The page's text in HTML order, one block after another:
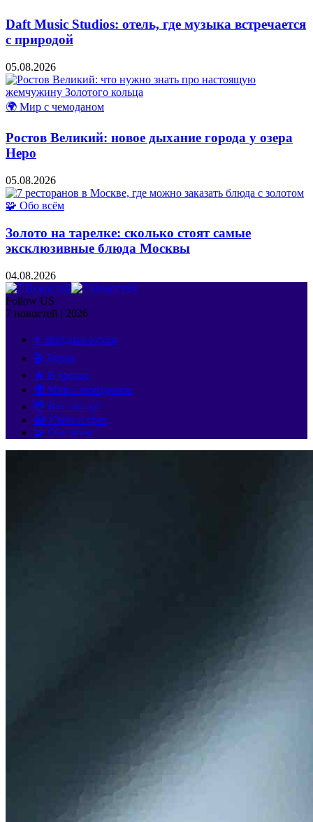
Daft Music Studios: отель, где музыка встречается
с природой
05.08.2026
🌍 Мир с чемоданом
Ростов Великий: новое дыхание города у озера
Неро
05.08.2026
🧩 Обо всём
Золото на тарелке: сколько стоят самые
эксклюзивные блюда Москвы
04.08.2026
Follow US
7 новостей | 2026
⭐ Звёздная кухня
🎬 Экран
🔥 В тренде
🌍 Мир с чемоданом
🤯 Вот это да!
😂 Смех и грех
🧩 Обо всём